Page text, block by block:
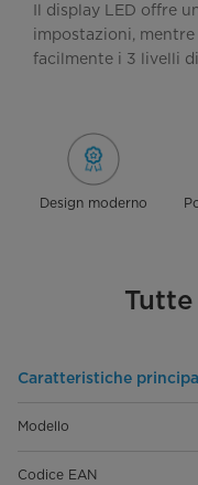
Il display LED offre
impostazioni,
facilmente i 3 livelli
Design moderno
Caratteristiche
Modello
Codice EAN